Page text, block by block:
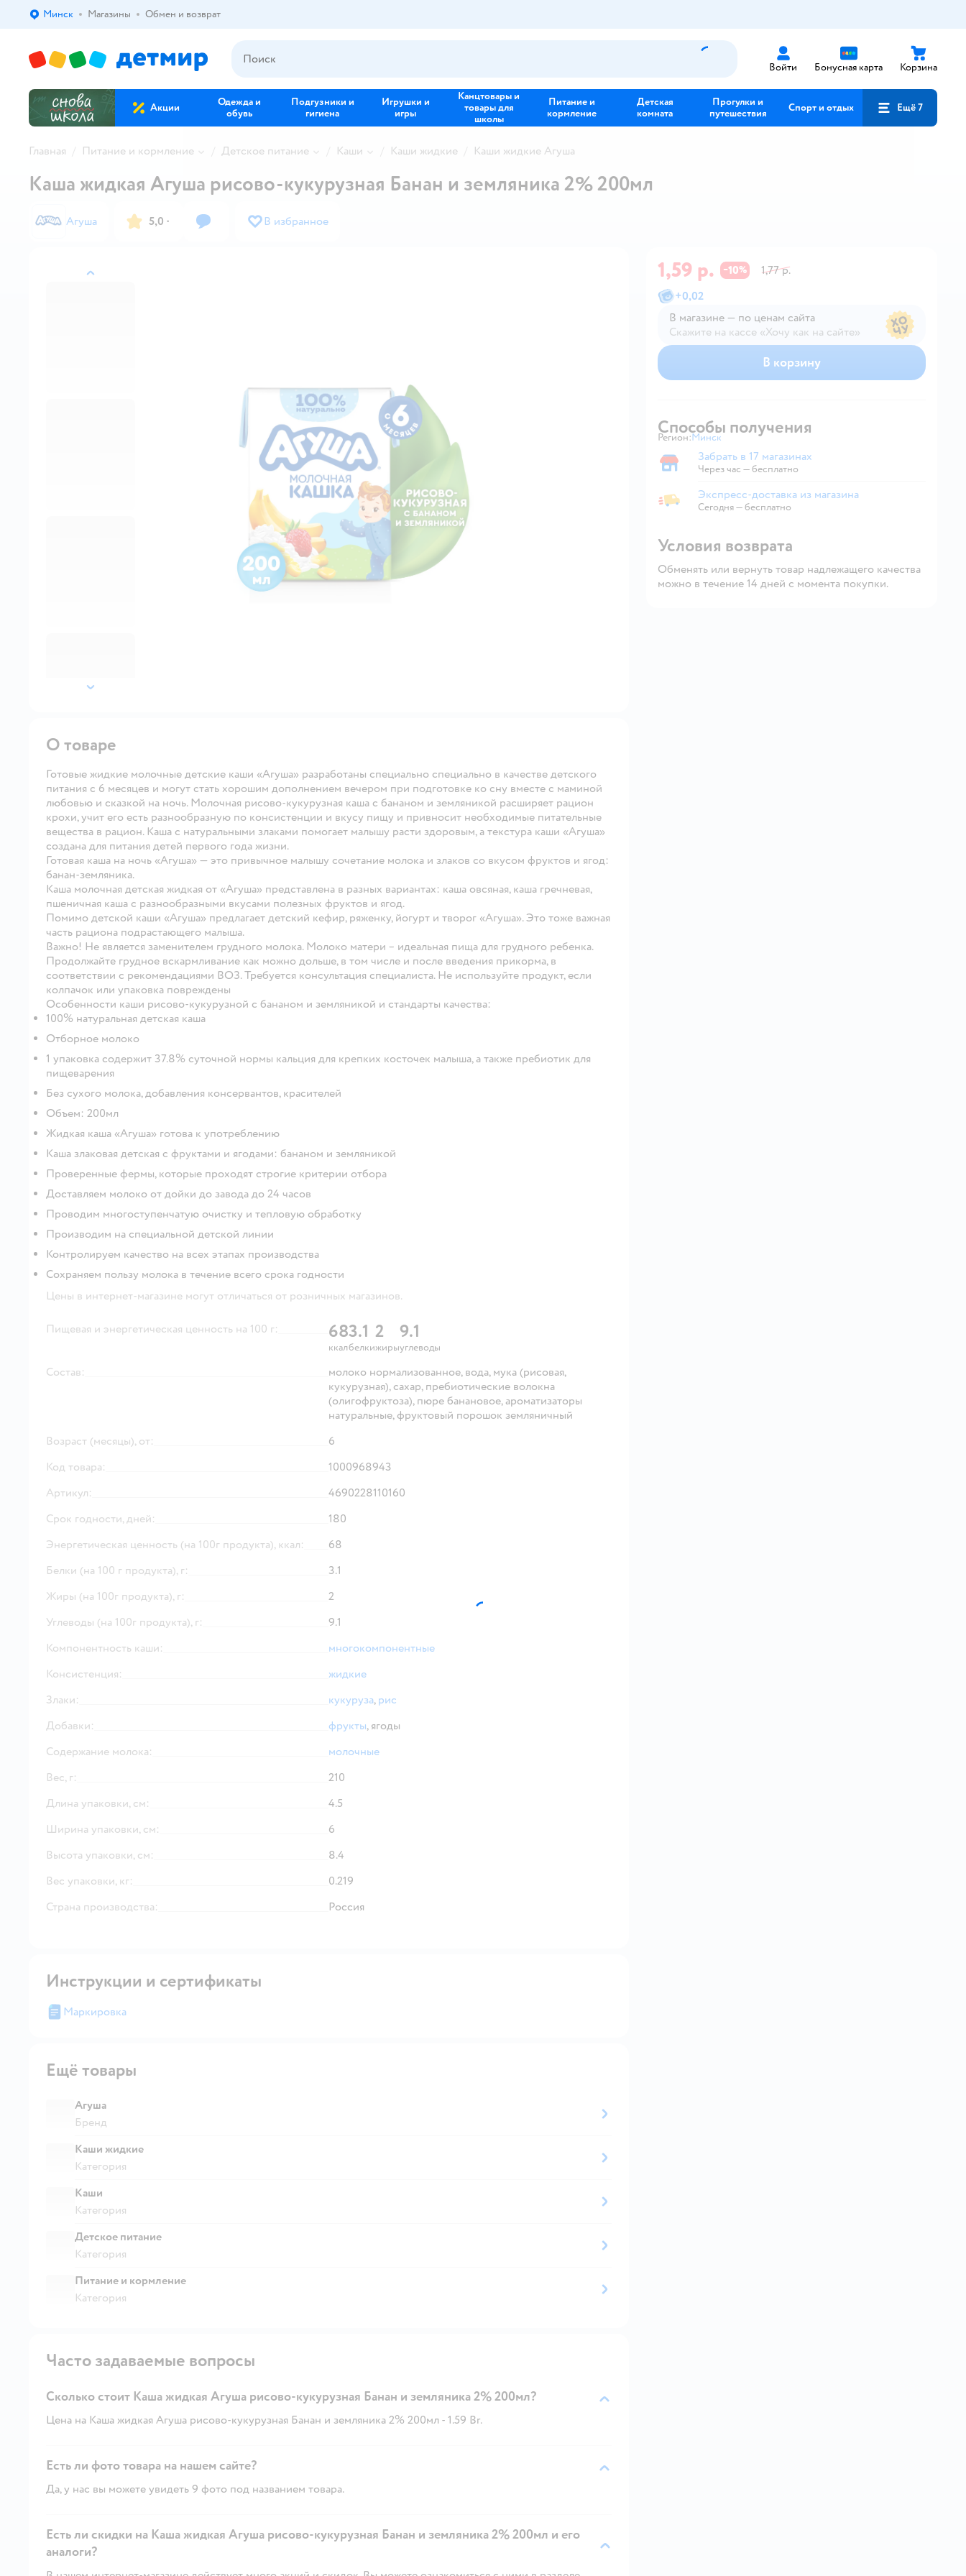
Выбор адреса доставки.
Минск Магазины Обмен и возврат
Войти Бонусная карта Корзина
Акции
Одежда и
обувь
Подгузники и
гигиена
Игрушки и
игры
Канцтовары и
товары для
школы
Питание и
кормление
Детская
комната
Прогулки и
путешествия
Спорт и отдых Ещё 7
Главная Питание и кормление Детское питание Каши Каши жидкие Каши жидкие Агуша
назад
далее
Каша жидкая Агуша рисово-кукурузная Банан и земляника 2% 200мл
Агуша 5,0 · В избранное
1,59 р. −10%
1,77 р.
+0,02
В магазине — по ценам сайта
Скажите на кассе «Хочу как на сайте»
В магазине — по ценам сайта
В корзину
Способы получения
Регион: Выбор адреса доставки.
Минск
Забрать в магазине
Забрать в 17 магазинах
Через час — бесплатно
Экспресс-доставка из магазина
Экспресс-доставка из магазина
Сегодня—бесплатно
Условия возврата
Обменять или вернуть товар надлежащего качества
можно в течение 14 дней с момента покупки.
О товаре
Готовые жидкие молочные детские каши «Агуша» разработаны специально специально в качестве детского
питания с 6 месяцев и могут стать хорошим дополнением вечером при подготовке ко сну вместе с маминой
любовью и сказкой на ночь. Молочная рисово-кукурузная каша с бананом и земляникой расширяет рацион
крохи, учит его есть разнообразную по консистенции и вкусу пищу и привносит необходимые питательные
вещества в рацион. Каша с натуральными злаками помогает малышу расти здоровым, а текстура каши «Агуша»
создана для питания детей первого года жизни.
Готовая каша на ночь «Агуша» — это привычное малышу сочетание молока и злаков со вкусом фруктов и ягод:
банан-земляника.
Каша молочная детская жидкая от «Агуша» представлена в разных вариантах: каша овсяная, каша гречневая,
пшеничная каша с разнообразными вкусами полезных фруктов и ягод.
Помимо детской каши «Агуша» предлагает детский кефир, ряженку, йогурт и творог «Агуша». Это тоже важная
часть рациона подрастающего малыша.
Важно! Не является заменителем грудного молока. Молоко матери – идеальная пища для грудного ребенка.
Продолжайте грудное вскармливание как можно дольше, в том числе и после введения прикорма, в
соответствии с рекомендациями ВОЗ. Требуется консультация специалиста. Не используйте продукт, если
колпачок или упаковка повреждены
Особенности каши рисово-кукурузной с бананом и земляникой и стандарты качества:
100% натуральная детская каша
Отборное молоко
1 упаковка содержит 37.8% суточной нормы кальция для крепких косточек малыша, а также пребиотик для
пищеварения
Без сухого молока, добавления консервантов, красителей
Объем: 200мл
Жидкая каша «Агуша» готова к употреблению
Каша злаковая детская с фруктами и ягодами: бананом и земляникой
Проверенные фермы, которые проходят строгие критерии отбора
Доставляем молоко от дойки до завода до 24 часов
Проводим многоступенчатую очистку и тепловую обработку
Производим на специальной детской линии
Контролируем качество на всех этапах производства
Сохраняем пользу молока в течение всего срока годности
Цены в интернет-магазине могут отличаться от розничных магазинов.
Пищевая и энергетическая ценность на 100 г: 68
ккал
3.1
белки
2
жиры
9.1
углеводы
Состав:
молоко нормализованное, вода, мука (рисовая,
кукурузная), сахар, пребиотические волокна
(олигофруктоза), пюре банановое, ароматизаторы
натуральные, фруктовый порошок земляничный
Возраст (месяцы), от:
6
Код товара:
1000968943
Артикул:
4690228110160
Срок годности, дней:
180
Энергетическая ценность (на 100г продукта), ккал:
68
Белки (на 100 г продукта), г:
3.1
Жиры (на 100г продукта), г:
2
Углеводы (на 100г продукта), г:
9.1
Компонентность каши:
многокомпонентные
Консистенция:
жидкие
Злаки:
кукуруза, рис
Добавки:
фрукты, ягоды
Содержание молока:
молочные
Вес, г:
210
Длина упаковки, см:
4.5
Ширина упаковки, см:
6
Высота упаковки, см:
8.4
Вес упаковки, кг:
0.219
Страна производства:
Россия
Инструкции и сертификаты
Маркировка
Ещё товары
Агуша
Бренд
Каши жидкие
Категория
Каши
Категория
Детское питание
Категория
Питание и кормление
Категория
Часто задаваемые вопросы
Сколько стоит Каша жидкая Агуша рисово-кукурузная Банан и земляника 2% 200мл?
Цена на Каша жидкая Агуша рисово-кукурузная Банан и земляника 2% 200мл - 1.59 Br.
Есть ли фото товара на нашем сайте?
Да, у нас вы можете увидеть 9 фото под названием товара.
Есть ли скидки на Каша жидкая Агуша рисово-кукурузная Банан и земляника 2% 200мл и его
аналоги?